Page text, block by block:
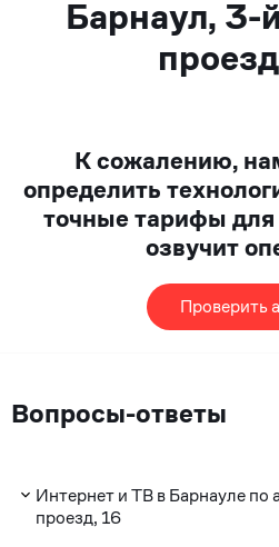
Барнаул,
К сожалению,
определить
точные тарифы
озвучит
Проверить
Вопросы-ответы
Интернет и ТВ в Барнауле
проезд, 16